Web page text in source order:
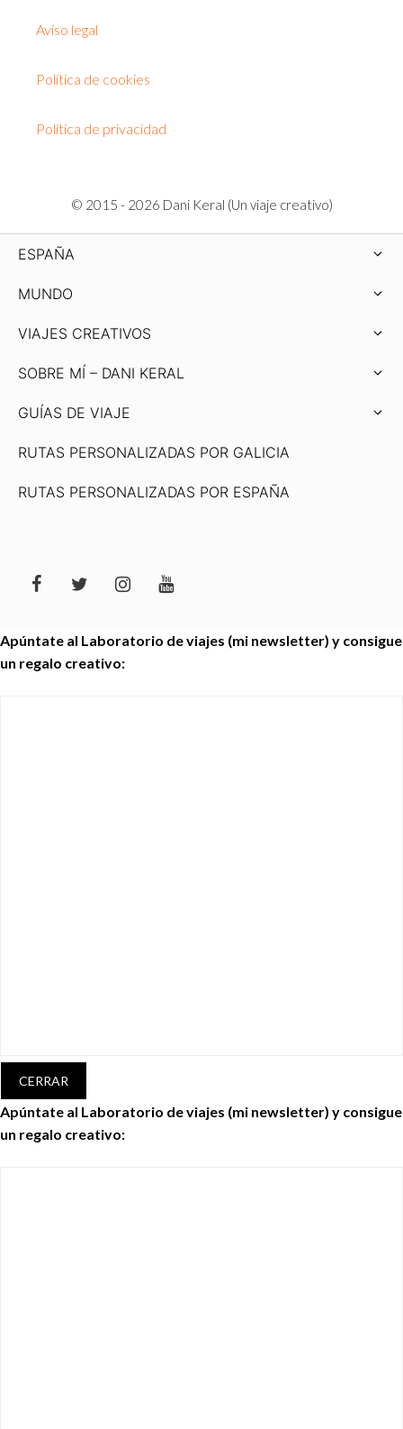
Aviso legal
Política de cookies
Política de privacidad
© 2015 - 2026 Dani Keral (Un viaje creativo)
ESPAÑA
MUNDO
VIAJES CREATIVOS
SOBRE MÍ – DANI KERAL
GUÍAS DE VIAJE
RUTAS PERSONALIZADAS POR GALICIA
RUTAS PERSONALIZADAS POR ESPAÑA
Apúntate al Laboratorio de viajes (mi newsletter) y consigue
un regalo creativo:
CERRAR
Apúntate al Laboratorio de viajes (mi newsletter) y consigue
un regalo creativo: